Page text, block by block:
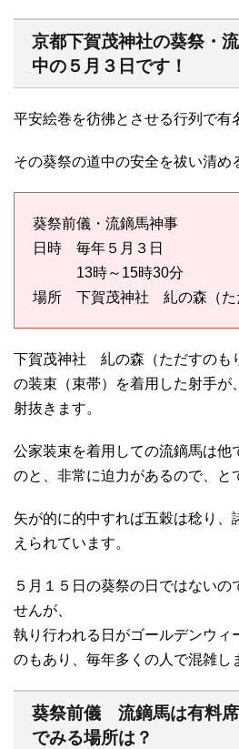
京都下賀茂神社の葵祭・
中の５月３日です！
平安絵巻を彷彿とさせる行列で有
その葵祭の道中の安全を祓い清め
葵祭前儀・流鏑馬神事
日時 毎年５月３日
13時～15時30分
場所 下賀茂神社 糺の森（た
下賀茂神社 糺の森（ただすのも
の装束（束帯）を着用した射手が
射抜きます。
公家装束を着用しての流鏑馬は他
のと、非常に迫力があるので、と
矢が的に的中すれば五穀は稔り、
えられています。
５月１５日の葵祭の日ではないの
せんが、
執り行われる日がゴールデンウィ
のもあり、毎年多くの人で混雑し
葵祭前儀 流鏑馬は有料
でみる場所は？